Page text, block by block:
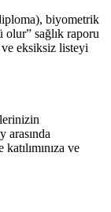
biyometrik
olur” sağlık raporu
ve eksiksiz listeyi
arasında
ve